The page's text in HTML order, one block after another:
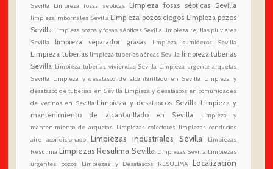
Sevilla
Limpieza fosas sépticas Limpieza fosas sépticas Sevilla
limpieza imbornales Sevilla Limpieza pozos ciegos Limpieza pozos
Sevilla Limpieza pozos y fosas sépticas Sevilla limpieza rejillas pluviales
Sevilla
limpieza separador grasas limpieza sumideros Sevilla
Limpieza tuberías limpieza tuberías aéreas Sevilla limpieza tuberías
Sevilla Limpieza tuberías viviendas Sevilla Limpieza urgente arquetas
Sevilla Limpieza y desatasco de alcantarillado en Sevilla Limpieza y
desatasco de tuberías en Sevilla Limpieza y desatascos en comunidades
de vecinos en Sevilla Limpieza y desatascos Sevilla Limpieza y
mantenimiento de alcantarillado en Sevilla
Limpieza y
mantenimiento de arquetas Limpiezas colectores limpiezas conductos
aire acondicionado
Limpiezas industriales Sevilla
Limpiezas
Resulima Limpiezas Resulima Sevilla Limpiezas Sevilla Limpiezas
urgentes pozos
Limpiezas y Desatascos RESULIMA
Localización